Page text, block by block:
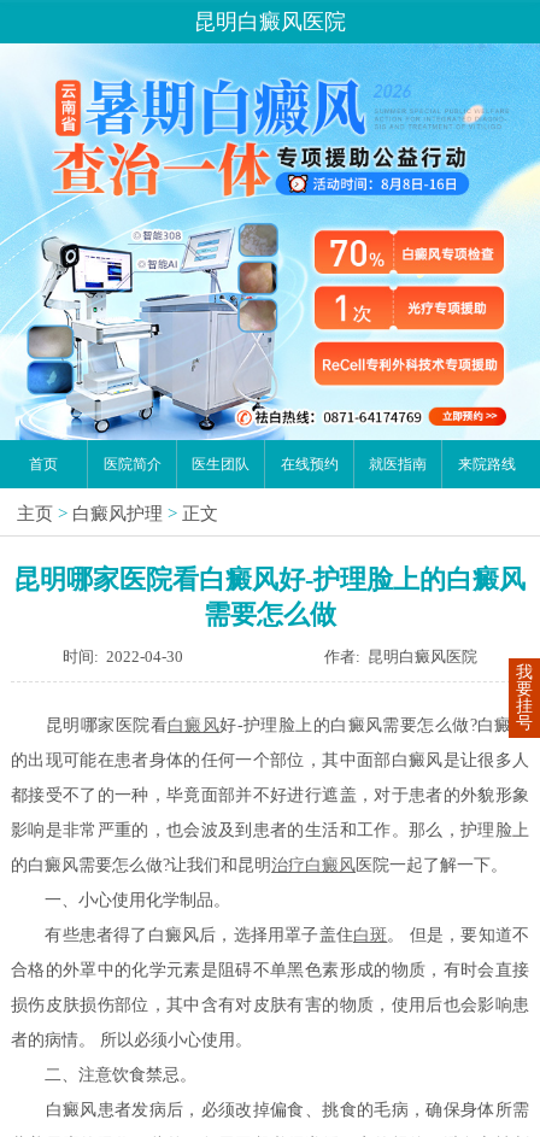
昆明白癜风医院
首页 医院简介 医生团队 在线预约 就医指南 来院路线
主页 > 白癜风护理 > 正文
昆明哪家医院看白癜风好-护理脸上的白癜风
需要怎么做
时间: 2022-04-30 作者: 昆明白癜风医院
昆明哪家医院看白癜风好-护理脸上的白癜风需要怎么做?白癜风
的出现可能在患者身体的任何一个部位，其中面部白癜风是让很多人
都接受不了的一种，毕竟面部并不好进行遮盖，对于患者的外貌形象
影响是非常严重的，也会波及到患者的生活和工作。那么，护理脸上
的白癜风需要怎么做?让我们和昆明治疗白癜风 医院一起了解一下。
一、小心使用化学制品。
有些患者得了白癜风后，选择用罩子盖住白斑。 但是，要知道不
合格的外罩中的化学元素是阻碍不单黑色素形成的物质，有时会直接
损伤皮肤损伤部位，其中含有对皮肤有害的物质，使用后也会影响患
者的病情。 所以必须小心使用。
二、注意饮食禁忌。
白癜风患者发病后，必须改掉偏食、挑食的毛病，确保身体所需
我
要
挂
号